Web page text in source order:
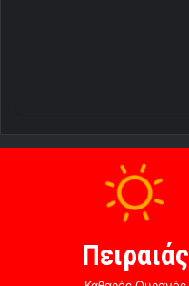
Πειραιάς